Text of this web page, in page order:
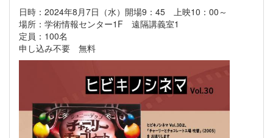
日時：2024年8月7日（水）開場9：45 上映10：00～
場所：学術情報センター1F 遠隔講義室1
定員：100名
申し込み不要 無料